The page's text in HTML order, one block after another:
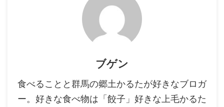
ブゲン
食べることと群馬の郷土かるたが好きなブロガ
ー。好きな食べ物は「餃子」好きな上毛かるた